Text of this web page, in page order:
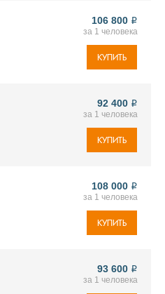
106 800 i
за 1 человека
КУПИТЬ
92 400 i
за 1 человека
КУПИТЬ
108 000 i
за 1 человека
КУПИТЬ
93 600 i
за 1 человека